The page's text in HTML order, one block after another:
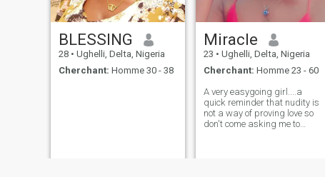
BLESSING
28 • Ughelli, Delta, Nigeria
Cherchant: Homme 30 - 38
Miracle
23 • Ughelli, Delta, Nigeria
Cherchant: Homme 23 - 60
A very easygoing girl....a
quick reminder that nudity is
not a way of proving love so
don't come asking me to